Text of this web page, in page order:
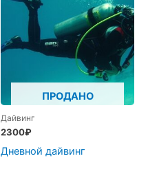
ПРОДАНО
Дайвинг
2300₽
Дневной дайвинг